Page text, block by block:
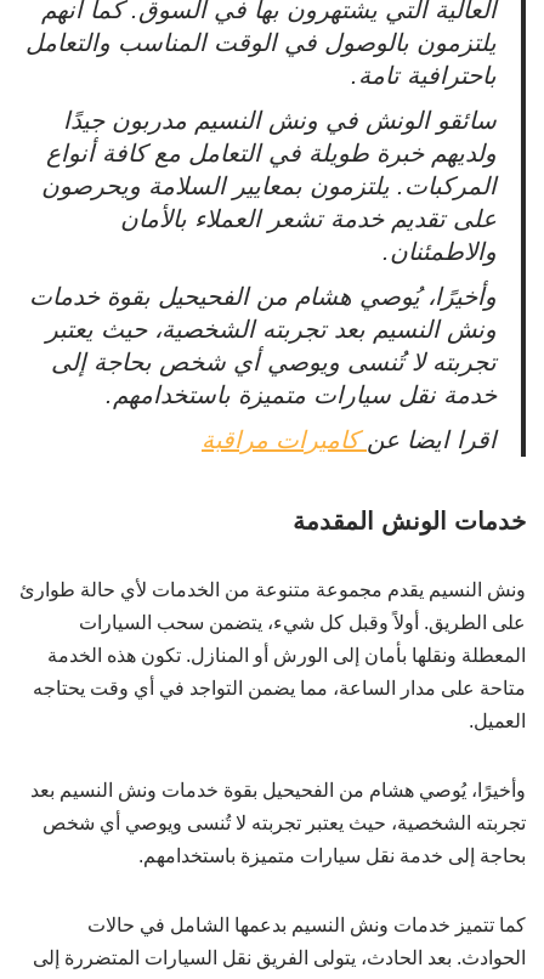
العالية التي يشتهرون بها في السوق. كما أنهم
يلتزمون بالوصول في الوقت المناسب والتعامل
باحترافية تامة.
سائقو الونش في ونش النسيم مدربون جيدًا
ولديهم خبرة طويلة في التعامل مع كافة أنواع
المركبات. يلتزمون بمعايير السلامة ويحرصون
على تقديم خدمة تشعر العملاء بالأمان
والاطمئنان.
وأخيرًا، يُوصي هشام من الفحيحيل بقوة خدمات
ونش النسيم بعد تجربته الشخصية، حيث يعتبر
تجربته لا تُنسى ويوصي أي شخص بحاجة إلى
خدمة نقل سيارات متميزة باستخدامهم.
اقرا ايضا عنكاميرات مراقبة
خدمات الونش المقدمة
ونش النسيم يقدم مجموعة متنوعة من الخدمات لأي حالة طوارئ
على الطريق. أولاً وقبل كل شيء، يتضمن سحب السيارات
المعطلة ونقلها بأمان إلى الورش أو المنازل. تكون هذه الخدمة
متاحة على مدار الساعة، مما يضمن التواجد في أي وقت يحتاجه
العميل.
وأخيرًا، يُوصي هشام من الفحيحيل بقوة خدمات ونش النسيم بعد
تجربته الشخصية، حيث يعتبر تجربته لا تُنسى ويوصي أي شخص
بحاجة إلى خدمة نقل سيارات متميزة باستخدامهم.
كما تتميز خدمات ونش النسيم بدعمها الشامل في حالات
الحوادث. بعد الحادث، يتولى الفريق نقل السيارات المتضررة إلى